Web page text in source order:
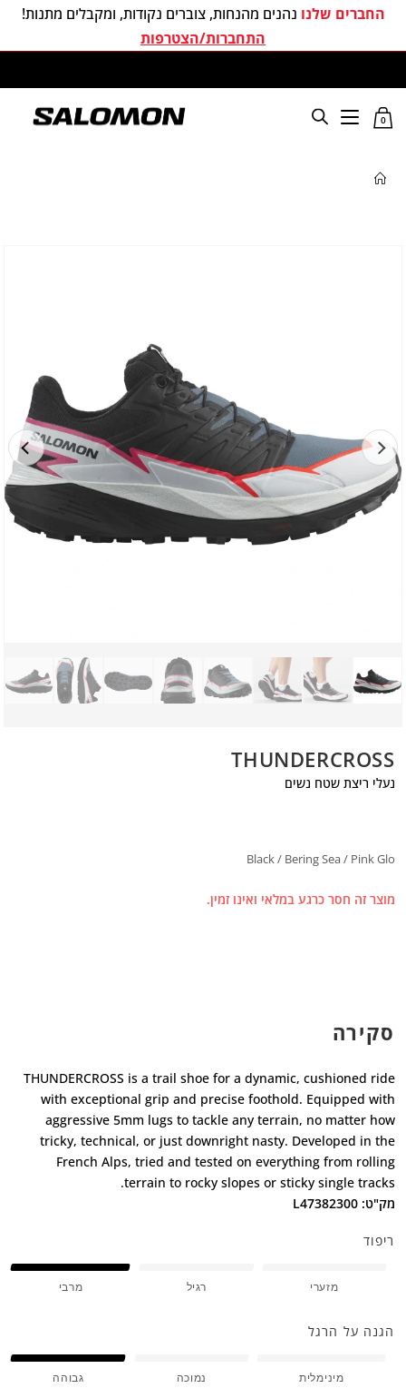
החברים שלנו נהנים מהנחות, צוברים נקודות, ומקבלים מתנות!
התחברות/הצטרפות
0
THUNDERCROSS
נעלי ריצת שטח נשים
Black / Bering Sea / Pink Glo
מוצר זה חסר כרגע במלאי ואינו זמין.
סקירה
THUNDERCROSS is a trail shoe for a dynamic, cushioned ride
with exceptional grip and precise foothold. Equipped with
aggressive 5mm lugs to tackle any terrain, no matter how
tricky, technical, or just downright nasty. Developed in the
French Alps, tried and tested on everything from rolling
terrain to rocky slopes or sticky single tracks.
מק"ט: L47382300
ריפוד
מזערי רגיל מרבי
הגנה על הרגל
מינימלית נמוכה גבוהה